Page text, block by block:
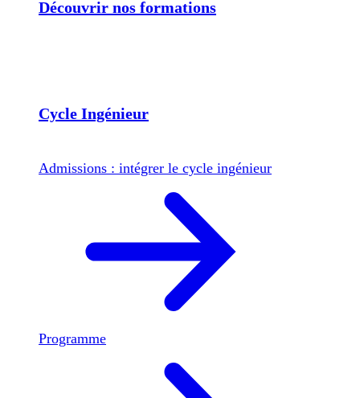
Découvrir nos formations
Cycle Ingénieur
Admissions : intégrer le cycle ingénieur
Programme